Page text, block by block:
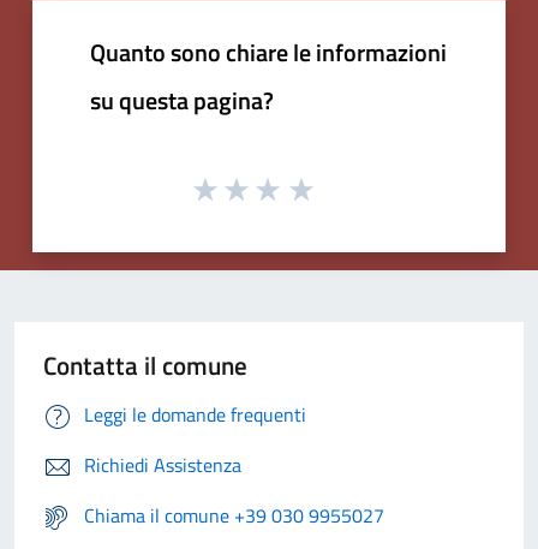
Quanto sono chiare le informazioni
su questa pagina?
Contatta il comune
Leggi le domande frequenti
Richiedi Assistenza
Chiama il comune +39 030 9955027